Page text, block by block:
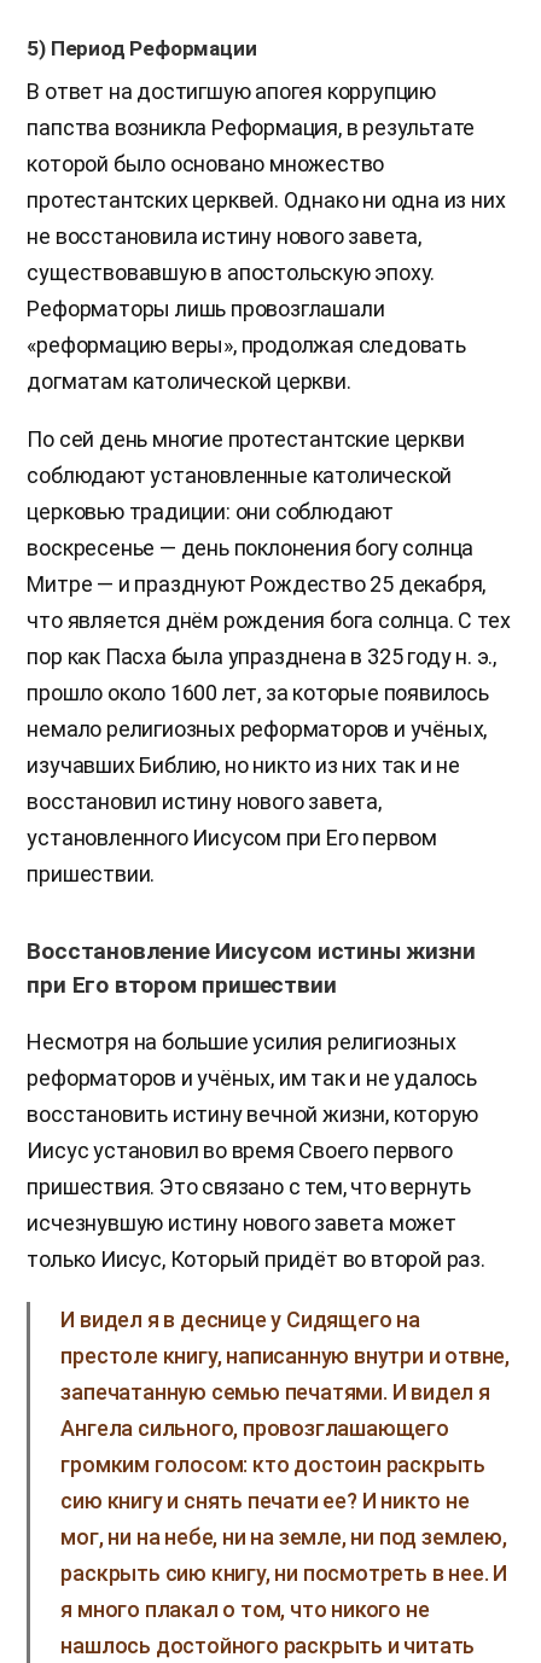
5) Период Реформации
В ответ на достигшую апогея коррупцию
папства возникла Реформация, в результате
которой было основано множество
протестантских церквей. Однако ни одна из них
не восстановила истину нового завета,
существовавшую в апостольскую эпоху.
Реформаторы лишь провозглашали
«реформацию веры», продолжая следовать
догматам католической церкви.
По сей день многие протестантские церкви
соблюдают установленные католической
церковью традиции: они соблюдают
воскресенье — день поклонения богу солнца
Митре — и празднуют Рождество 25 декабря,
что является днём рождения бога солнца. С тех
пор как Пасха была упразднена в 325 году н. э.,
прошло около 1600 лет, за которые появилось
немало религиозных реформаторов и учёных,
изучавших Библию, но никто из них так и не
восстановил истину нового завета,
установленного Иисусом при Его первом
пришествии.
Восстановление Иисусом истины жизни
при Его втором пришествии
Несмотря на большие усилия религиозных
реформаторов и учёных, им так и не удалось
восстановить истину вечной жизни, которую
Иисус установил во время Своего первого
пришествия. Это связано с тем, что вернуть
исчезнувшую истину нового завета может
только Иисус, Который придёт во второй раз.
И видел я в деснице у Сидящего на
престоле книгу, написанную внутри и отвне,
запечатанную семью печатями. И видел я
Ангела сильного, провозглашающего
громким голосом: кто достоин раскрыть
сию книгу и снять печати ее? И никто не
мог, ни на небе, ни на земле, ни под землею,
раскрыть сию книгу, ни посмотреть в нее. И
я много плакал о том, что никого не
нашлось достойного раскрыть и читать